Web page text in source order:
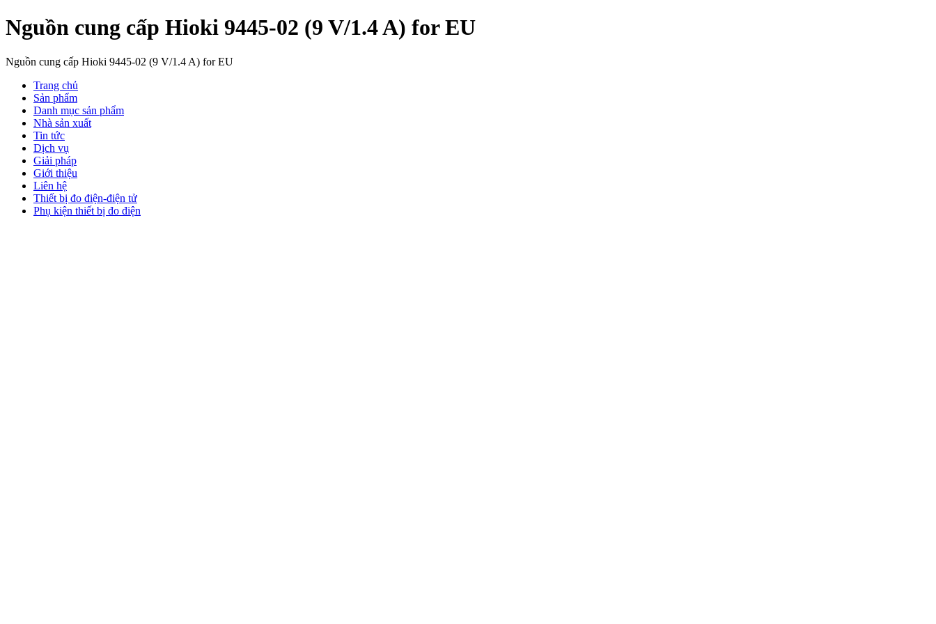
Nguồn cung cấp Hioki 9445-02 (9 V/1.4 A) for EU
Nguồn cung cấp Hioki 9445-02 (9 V/1.4 A) for EU
Trang chủ
Sản phẩm
Danh mục sản phẩm
Nhà sản xuất
Tin tức
Dịch vụ
Giải pháp
Giới thiệu
Liên hệ
Thiết bị đo điện-điện tử
Phụ kiện thiết bị đo điện